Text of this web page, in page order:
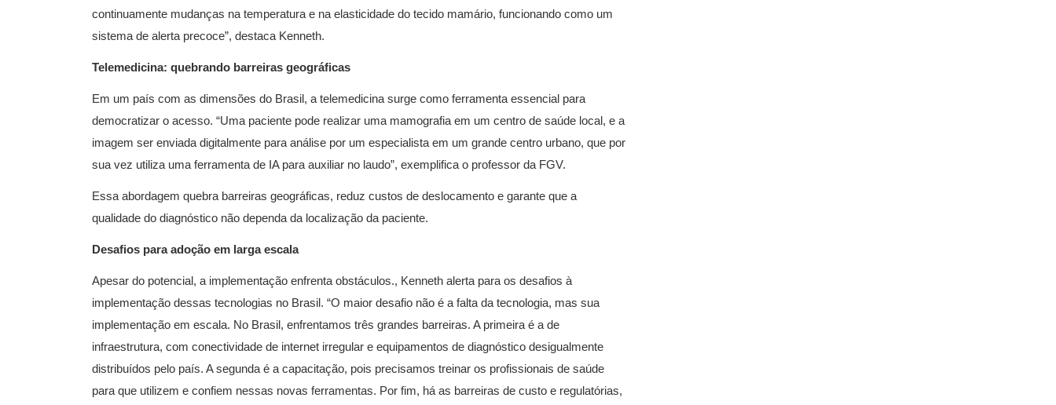
continuamente mudanças na temperatura e na elasticidade do tecido mamário, funcionando como um
sistema de alerta precoce”, destaca Kenneth.
Telemedicina: quebrando barreiras geográficas
Em um país com as dimensões do Brasil, a telemedicina surge como ferramenta essencial para
democratizar o acesso. “Uma paciente pode realizar uma mamografia em um centro de saúde local, e a
imagem ser enviada digitalmente para análise por um especialista em um grande centro urbano, que por
sua vez utiliza uma ferramenta de IA para auxiliar no laudo”, exemplifica o professor da FGV.
Essa abordagem quebra barreiras geográficas, reduz custos de deslocamento e garante que a
qualidade do diagnóstico não dependa da localização da paciente.
Desafios para adoção em larga escala
Apesar do potencial, a implementação enfrenta obstáculos., Kenneth alerta para os desafios à
implementação dessas tecnologias no Brasil. “O maior desafio não é a falta da tecnologia, mas sua
implementação em escala. No Brasil, enfrentamos três grandes barreiras. A primeira é a de
infraestrutura, com conectividade de internet irregular e equipamentos de diagnóstico desigualmente
distribuídos pelo país. A segunda é a capacitação, pois precisamos treinar os profissionais de saúde
para que utilizem e confiem nessas novas ferramentas. Por fim, há as barreiras de custo e regulatórias,